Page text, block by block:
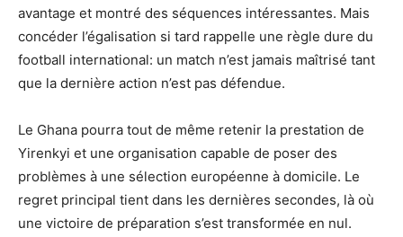
avantage et montré des séquences intéressantes. Mais
concéder l’égalisation si tard rappelle une règle dure du
football international: un match n’est jamais maîtrisé tant
que la dernière action n’est pas défendue.
Le Ghana pourra tout de même retenir la prestation de
Yirenkyi et une organisation capable de poser des
problèmes à une sélection européenne à domicile. Le
regret principal tient dans les dernières secondes, là où
une victoire de préparation s’est transformée en nul.